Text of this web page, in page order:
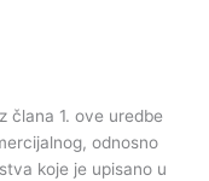
člana 1. ove uredbe
odnosno
koje je upisano u